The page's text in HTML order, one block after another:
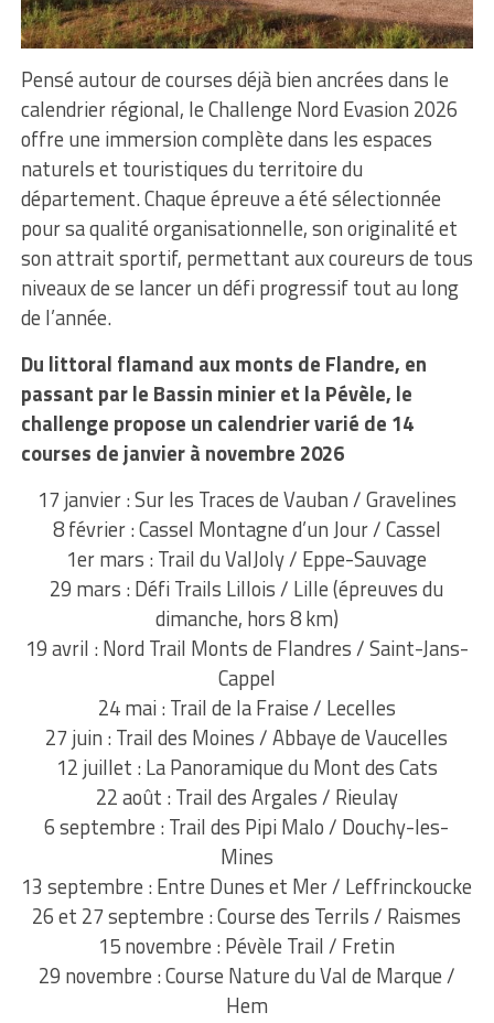
Pensé autour de courses déjà bien ancrées dans le
calendrier régional, le Challenge Nord Evasion 2026
offre une immersion complète dans les espaces
naturels et touristiques du territoire du
département. Chaque épreuve a été sélectionnée
pour sa qualité organisationnelle, son originalité et
son attrait sportif, permettant aux coureurs de tous
niveaux de se lancer un défi progressif tout au long
de l’année.
Du littoral flamand aux monts de Flandre, en
passant par le Bassin minier et la Pévèle, le
challenge propose un calendrier varié de 14
courses de janvier à novembre 2026
17 janvier : Sur les Traces de Vauban / Gravelines
8 février : Cassel Montagne d’un Jour / Cassel
1er mars : Trail du ValJoly / Eppe-Sauvage
29 mars : Défi Trails Lillois / Lille (épreuves du
dimanche, hors 8 km)
19 avril : Nord Trail Monts de Flandres / Saint-Jans-
Cappel
24 mai : Trail de la Fraise / Lecelles
27 juin : Trail des Moines / Abbaye de Vaucelles
12 juillet : La Panoramique du Mont des Cats
22 août : Trail des Argales / Rieulay
6 septembre : Trail des Pipi Malo / Douchy-les-
Mines
13 septembre : Entre Dunes et Mer / Leffrinckoucke
26 et 27 septembre : Course des Terrils / Raismes
15 novembre : Pévèle Trail / Fretin
29 novembre : Course Nature du Val de Marque /
Hem